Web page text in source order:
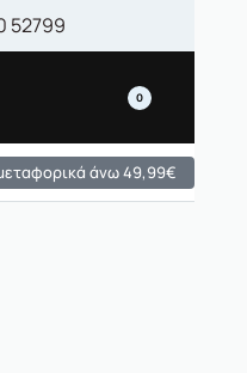
52799
0
άνω 49,99€